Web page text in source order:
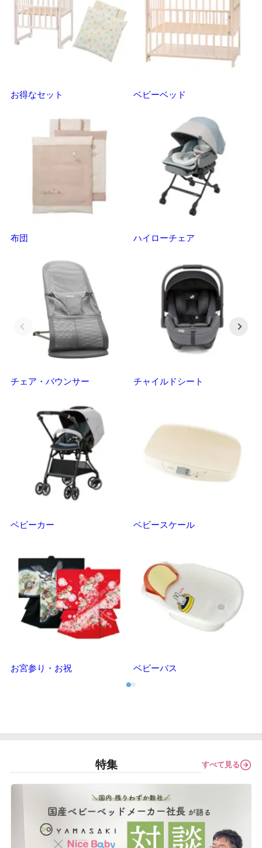
お得なセット ベビーベッド
布団 ハイローチェア
チェア・バウンサー チャイルドシート
ベビーカー ベビースケール
お宮参り・お祝 ベビーバス
特集 すべて見る